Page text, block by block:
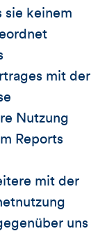
sie keinem
mit der
Nutzung
Reports
mit der
uns